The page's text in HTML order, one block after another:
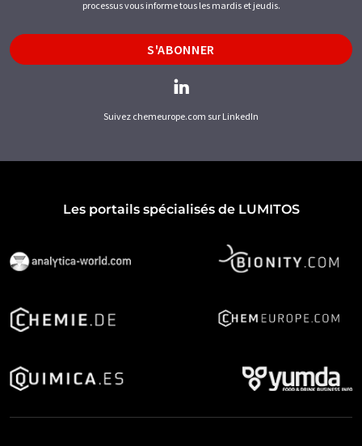
processus vous informe tous les mardis et jeudis.
S'ABONNER
Suivez chemeurope.com sur LinkedIn
Les portails spécialisés de LUMITOS